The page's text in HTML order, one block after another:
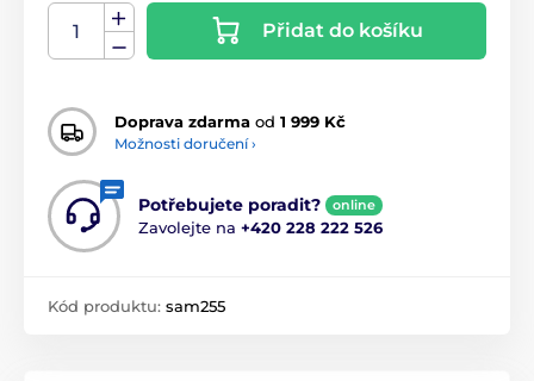
Přidat do košíku
Doprava zdarma od 1 999 Kč
Možnosti doručení ›
Potřebujete poradit? online
Zavolejte na +420 228 222 526
Kód produktu: sam255